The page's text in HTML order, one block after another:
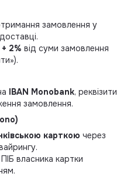
замовлення у
2% від суми замовлення
IBAN Monobank, реквізити
замовлення.
карткою через
власника картки